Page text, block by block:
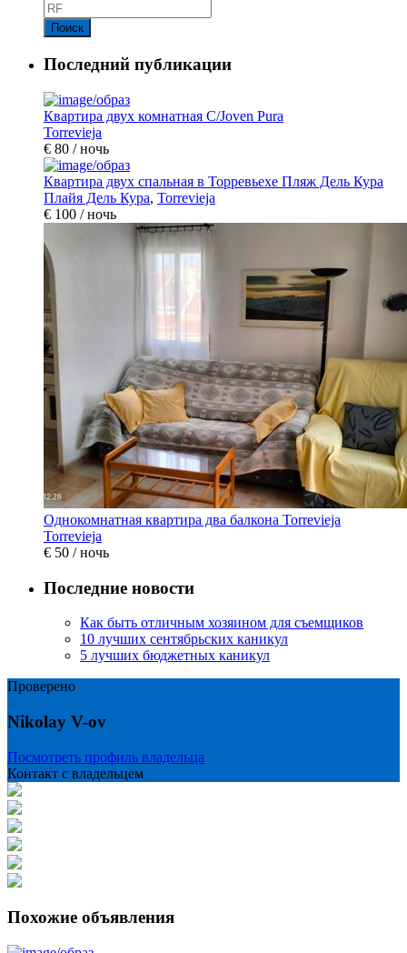
Поиск
Последний публикации
Квартира двух комнатная C/Joven Pura
Torrevieja
€ 80 / ночь
Квартира двух спальная в Торревьехе Пляж Дель Кура
Плайя Дель Кура, Torrevieja
€ 100 / ночь
Однокомнатная квартира два балкона Torrevieja
Torrevieja
€ 50 / ночь
Последние новости
Как быть отличным хозяином для съемщиков
10 лучших сентябрьских каникул
5 лучших бюджетных каникул
Проверено
Nikolay V-ov
Посмотреть профиль владельца
Контакт с владельцем
Похожие объявления